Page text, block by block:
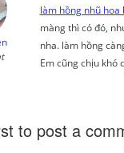
làm hồng nhũ hoa
màng thì có đó,
nha. làm hồng
Em cũng chịu khó
to post a